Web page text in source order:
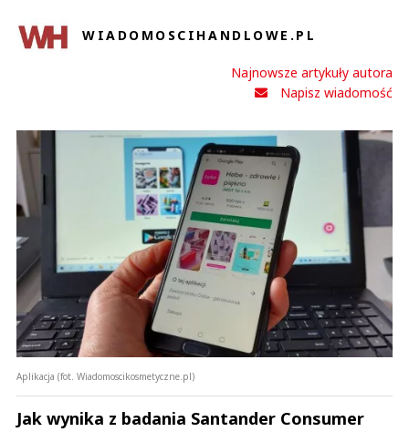
WIADOMOSCIHANDLOWE.PL
Najnowsze artykuły autora
Napisz wiadomość
Aplikacja (fot. Wiadomoscikosmetyczne.pl)
Jak wynika z badania Santander Consumer